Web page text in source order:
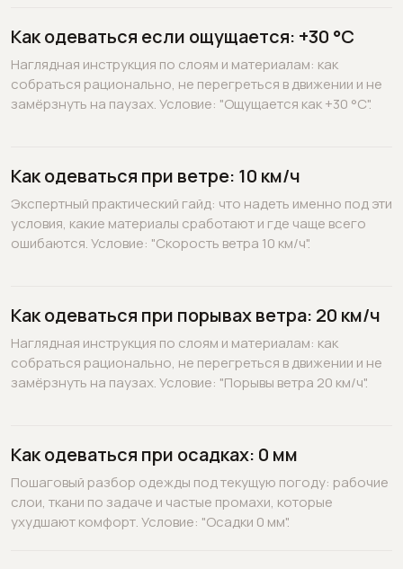
Как одеваться если ощущается: +30 °C
Наглядная инструкция по слоям и материалам: как
собраться рационально, не перегреться в движении и не
замёрзнуть на паузах. Условие: "Ощущается как +30 °C".
Как одеваться при ветре: 10 км/ч
Экспертный практический гайд: что надеть именно под эти
условия, какие материалы сработают и где чаще всего
ошибаются. Условие: "Скорость ветра 10 км/ч".
Как одеваться при порывах ветра: 20 км/ч
Наглядная инструкция по слоям и материалам: как
собраться рационально, не перегреться в движении и не
замёрзнуть на паузах. Условие: "Порывы ветра 20 км/ч".
Как одеваться при осадках: 0 мм
Пошаговый разбор одежды под текущую погоду: рабочие
слои, ткани по задаче и частые промахи, которые
ухудшают комфорт. Условие: "Осадки 0 мм".